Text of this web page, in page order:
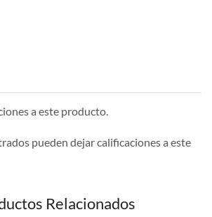
a este producto.
pueden dejar calificaciones a este
Relacionados